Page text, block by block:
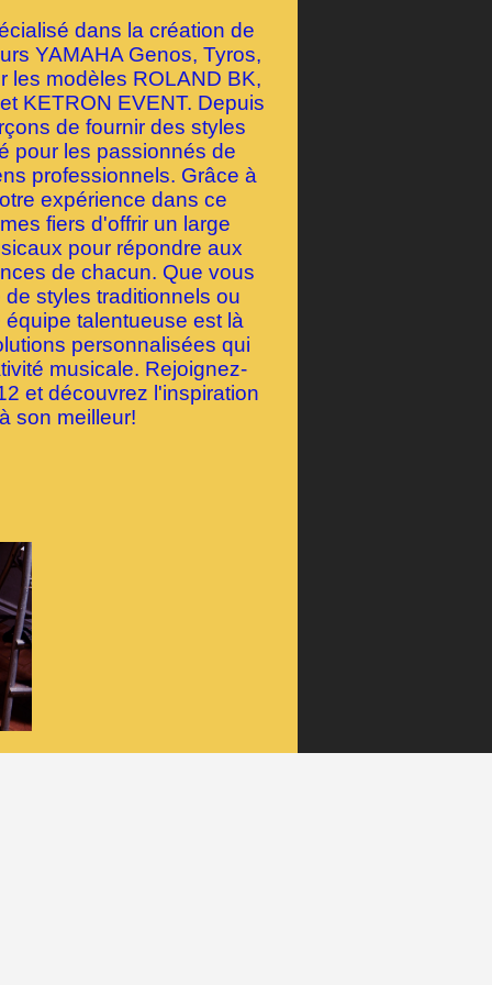
dans la création de
YAMAHA Genos, Tyros,
les modèles ROLAND BK,
KETRON EVENT. Depuis
de fournir des styles
pour les passionnés de
professionnels. Grâce à
expérience dans ce
fiers d'offrir un large
pour répondre aux
de chacun. Que vous
styles traditionnels ou
talentueuse est là
personnalisées qui
musicale. Rejoignez-
et découvrez l'inspiration
son meilleur!